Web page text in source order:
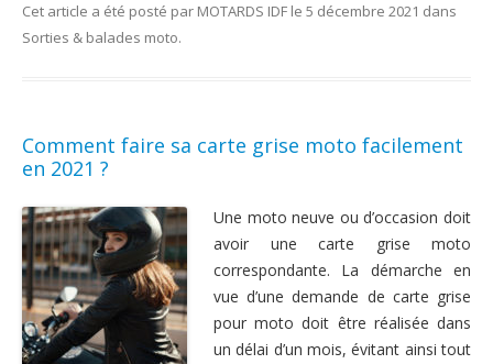
Cet article a été posté par MOTARDS IDF le 5 décembre 2021 dans
Sorties & balades moto.
Comment faire sa carte grise moto facilement
en 2021 ?
Une moto neuve ou d’occasion doit
avoir une carte grise moto
correspondante. La démarche en
vue d’une demande de carte grise
pour moto doit être réalisée dans
un délai d’un mois, évitant ainsi tout